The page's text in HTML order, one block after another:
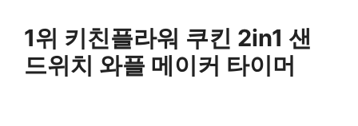
1위 키친플라워 쿠킨 2in1 샌
드위치 와플 메이커 타이머